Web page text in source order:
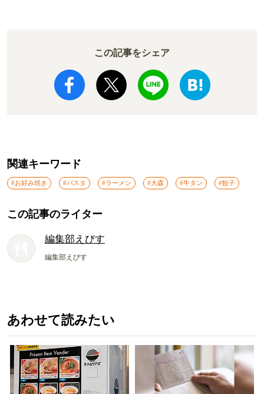
この記事をシェア
関連キーワード
#お好み焼き #パスタ #ラーメン #大森 #牛タン #餃子
この記事のライター
編集部えびす
編集部えびす
あわせて読みたい